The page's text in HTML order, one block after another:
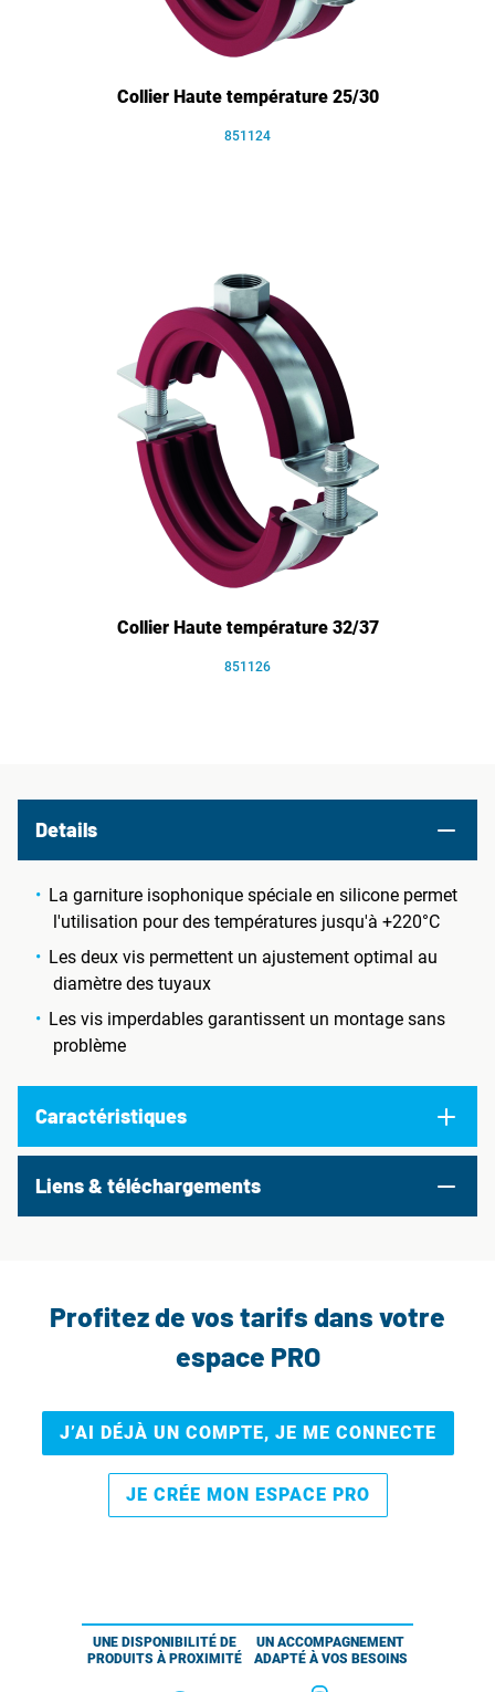
Collier Haute température 25/30
851124
Collier Haute température 32/37
851126
Details
La garniture isophonique spéciale en silicone permet
l'utilisation pour des températures jusqu'à +220°C
Les deux vis permettent un ajustement optimal au
diamètre des tuyaux
Les vis imperdables garantissent un montage sans
problème
Caractéristiques
Liens & téléchargements
Profitez de vos tarifs dans votre
espace PRO
J’AI DÉJÀ UN COMPTE, JE ME CONNECTE
JE CRÉE MON ESPACE PRO
UNE DISPONIBILITÉ DE
PRODUITS À PROXIMITÉ
UN ACCOMPAGNEMENT
ADAPTÉ À VOS BESOINS